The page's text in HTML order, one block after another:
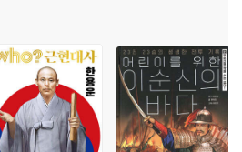
배를 폭파시켰다고?
인 것은 실수라고?
부풀려졌다고?
여 입법발의를 이끌어내기도 했다